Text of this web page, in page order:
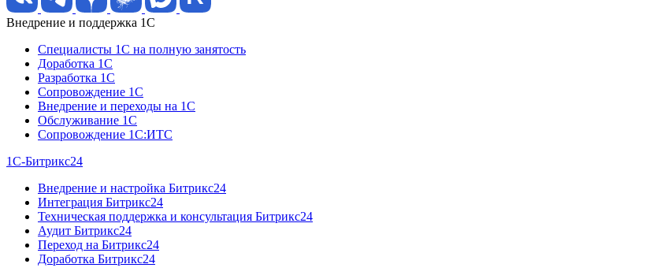
Внедрение и поддержка 1C
Специалисты 1C на полную занятость
Доработка 1C
Разработка 1C
Сопровождение 1C
Внедрение и переходы на 1C
Обслуживание 1C
Сопровождение 1C:ИТС
1С-Битрикс24
Внедрение и настройка Битрикс24
Интеграция Битрикс24
Техническая поддержка и консультация Битрикс24
Аудит Битрикс24
Переход на Битрикс24
Доработка Битрикс24